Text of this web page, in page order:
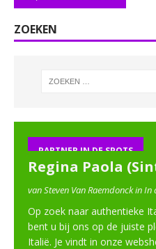
ZOEKEN
PARTNER IN DE SPOTS
Regina Paola
van Steven Van Raemdonck in In
Op zoek naar authentieke
bent u bij ons op de juiste
Italië. Je vindt in onze